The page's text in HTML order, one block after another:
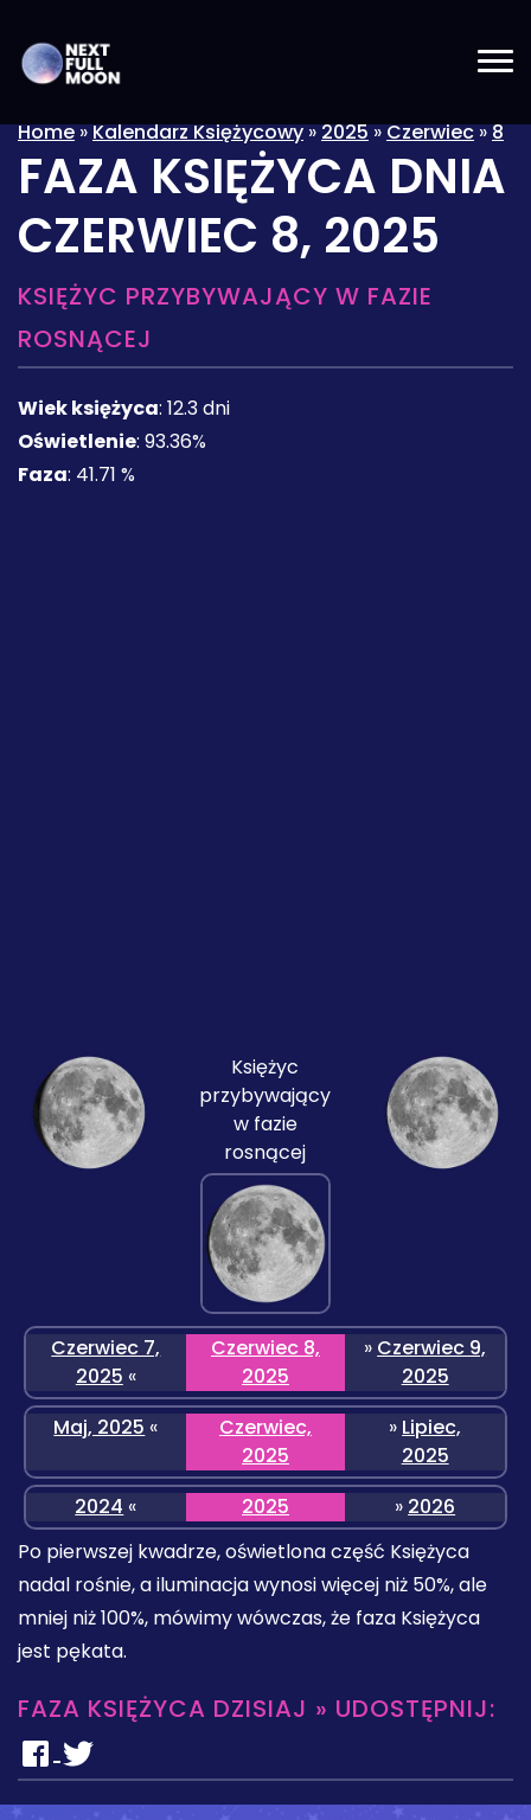
Home»Kalendarz Księżycowy»2025»Czerwiec»8
FAZA KSIĘŻYCA DNIA
CZERWIEC 8, 2025
KSIĘŻYC PRZYBYWAJĄCY W FAZIE
ROSNĄCEJ
Wiek księżyca: 12.3 dni
Oświetlenie: 93.36%
Faza: 41.71 %
Księżyc
przybywający
w fazie
rosnącej
Czerwiec 7,
2025 «
Czerwiec 8,
2025
» Czerwiec 9,
2025
Maj, 2025 «
Czerwiec,
2025
» Lipiec,
2025
2024 « 2025 » 2026
Po pierwszej kwadrze, oświetlona część Księżyca
nadal rośnie, a iluminacja wynosi więcej niż 50%, ale
mniej niż 100%, mówimy wówczas, że faza Księżyca
jest pękata.
FAZA KSIĘŻYCA DZISIAJ » UDOSTĘPNIJ: